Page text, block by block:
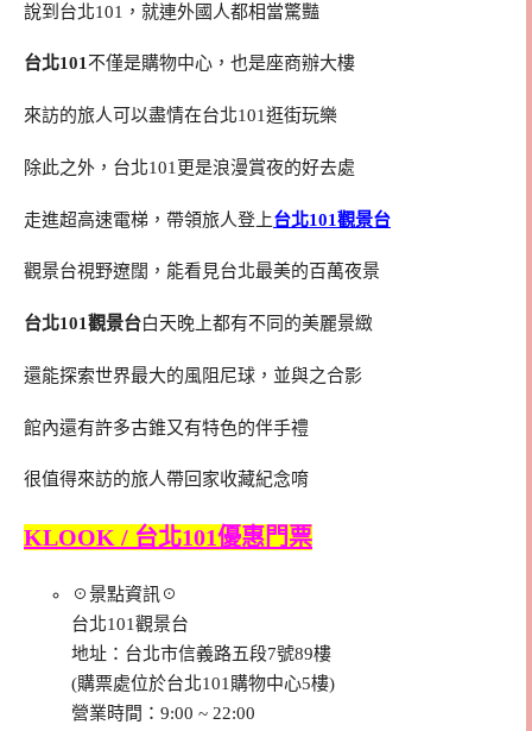
說到台北101，就連外國人都相當驚豔
台北101不僅是購物中心，也是座商辦大樓
來訪的旅人可以盡情在台北101逛街玩樂
除此之外，台北101更是浪漫賞夜的好去處
走進超高速電梯，帶領旅人登上台北101觀景台
觀景台視野遼闊，能看見台北最美的百萬夜景
台北101觀景台白天晚上都有不同的美麗景緻
還能探索世界最大的風阻尼球，並與之合影
館內還有許多古錐又有特色的伴手禮
很值得來訪的旅人帶回家收藏紀念唷
KLOOK / 台北101優惠門票
☉景點資訊☉
台北101觀景台
地址：台北市信義路五段7號89樓
(購票處位於台北101購物中心5樓)
營業時間：9:00 ~ 22:00